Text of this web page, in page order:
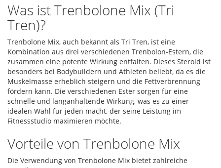
Was ist Trenbolone Mix (Tri
Tren)?
Trenbolone Mix, auch bekannt als Tri Tren, ist eine
Kombination aus drei verschiedenen Trenbolon-Estern, die
zusammen eine potente Wirkung entfalten. Dieses Steroid ist
besonders bei Bodybuildern und Athleten beliebt, da es die
Muskelmasse erheblich steigern und die Fettverbrennung
fördern kann. Die verschiedenen Ester sorgen für eine
schnelle und langanhaltende Wirkung, was es zu einer
idealen Wahl für jeden macht, der seine Leistung im
Fitnessstudio maximieren möchte.
Vorteile von Trenbolone Mix
Die Verwendung von Trenbolone Mix bietet zahlreiche